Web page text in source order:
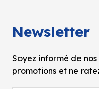
Newsletter
Soyez informé de
promotions et ne